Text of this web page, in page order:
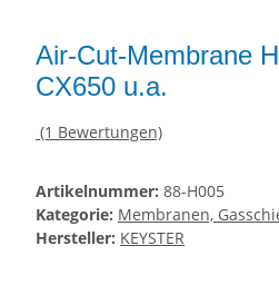
Air-Cut-Membrane
CX650 u.a.
(1 Bewertungen)
Artikelnummer: 88-H005
Kategorie: Membranen,
Hersteller: KEYSTER